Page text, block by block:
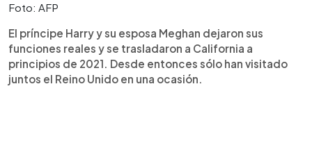
Foto: AFP
El príncipe Harry y su esposa Meghan dejaron sus
funciones reales y se trasladaron a California a
principios de 2021. Desde entonces sólo han visitado
juntos el Reino Unido en una ocasión.